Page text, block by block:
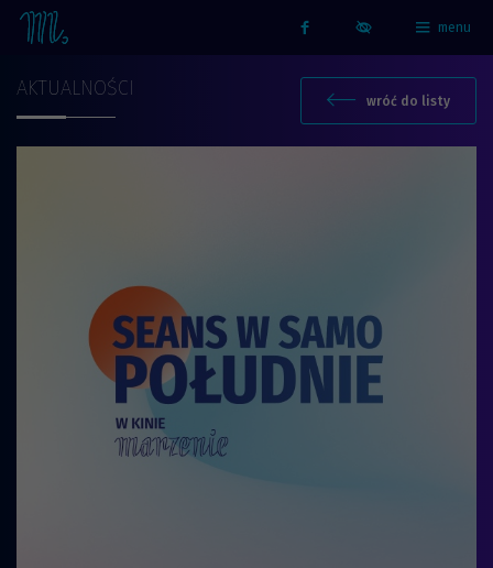
Strona główna - Kino Marzenie Facebook
menu
AKTUALNOŚCI
wróć do listy